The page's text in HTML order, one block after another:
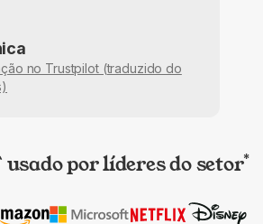
no Trustpilot (traduzido do
por líderes do setor*